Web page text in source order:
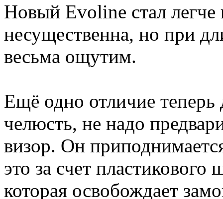
Новый Evoline стал
несущественна, но при
весьма ощутим.
Ещё одно отличие теперь
челюсть, не надо
визор. Он
это за счет
которая освобождает